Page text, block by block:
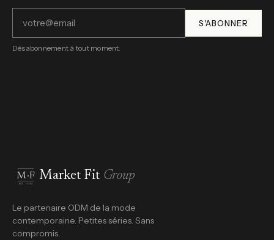
S'ABONNER
Désabonnement à tout moment.
M·F
EST · 1974
Market Fit Group
Le partenaire ODM de la mode
contemporaine. Petites séries. Sans
compromis.